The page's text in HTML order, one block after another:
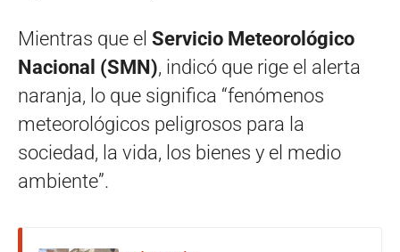
Mientras que el Servicio Meteorológico
Nacional (SMN), indicó que rige el alerta
naranja, lo que significa “fenómenos
meteorológicos peligrosos para la
sociedad, la vida, los bienes y el medio
ambiente”.